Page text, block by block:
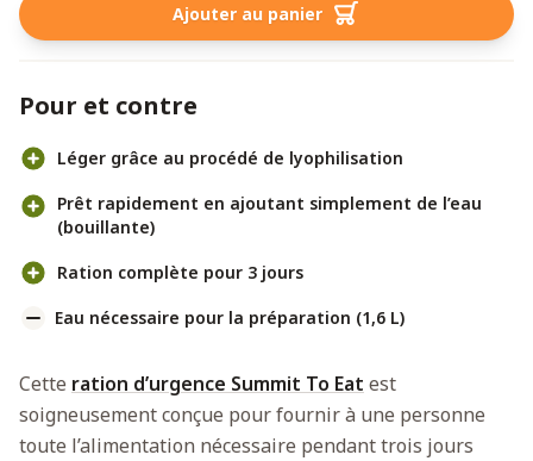
Ajouter au panier
Pour et contre
Léger grâce au procédé de lyophilisation
Prêt rapidement en ajoutant simplement de l’eau
(bouillante)
Ration complète pour 3 jours
Eau nécessaire pour la préparation (1,6 L)
Cette ration d’urgence Summit To Eat est
soigneusement conçue pour fournir à une personne
toute l’alimentation nécessaire pendant trois jours